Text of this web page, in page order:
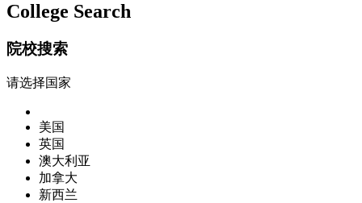
College Search
院校搜索
请选择国家
美国
英国
澳大利亚
加拿大
新西兰